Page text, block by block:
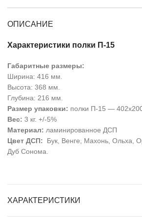
ОПИСАНИЕ
Характеристики полки П-15
Габаритные размеры:
Ширина: 416 мм.
Высота: 368 мм.
Глубина: 216 мм.
Размер упаковки: полки П-15 —
Вес: 3 кг. +/-5%
Материал: ламинированное ДСП
Цвет ДСП:
Бук, Венге, Махонь, Ольха,
Дуб Сонома.
ХАРАКТЕРИСТИКИ